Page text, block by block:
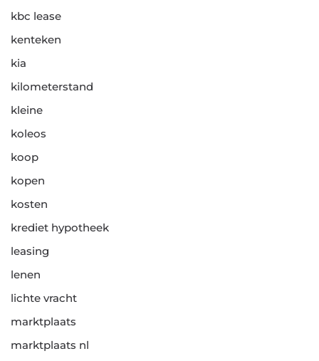
kbc lease
kenteken
kia
kilometerstand
kleine
koleos
koop
kopen
kosten
krediet hypotheek
leasing
lenen
lichte vracht
marktplaats
marktplaats nl